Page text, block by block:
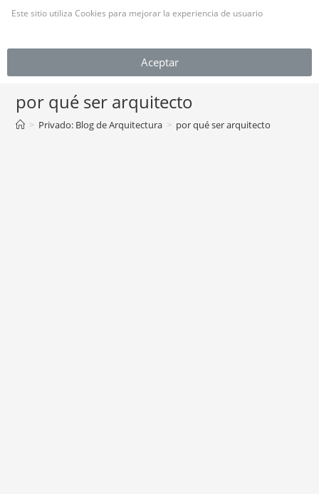
por qué ser arquitecto
> Privado: Blog de Arquitectura > por qué ser arquitecto
Este sitio utiliza Cookies para mejorar la experiencia de usuario
Aceptar